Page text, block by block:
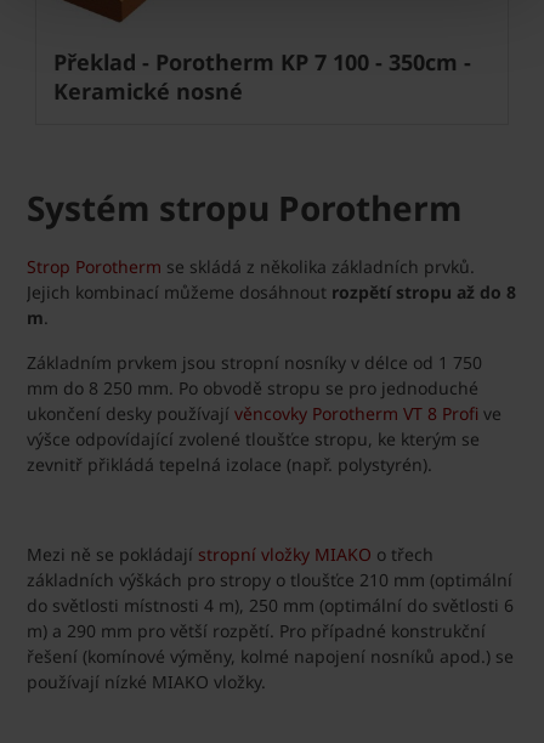
Překlad - Porotherm KP 7 100 - 350cm -
Keramické nosné
Systém stropu Porotherm
Strop Porotherm se skládá z několika základních prvků.
Jejich kombinací můžeme dosáhnout rozpětí stropu až do 8
m.
Základním prvkem jsou stropní nosníky v délce od 1 750
mm do 8 250 mm. Po obvodě stropu se pro jednoduché
ukončení desky používají věncovky Porotherm VT 8 Profi ve
výšce odpovídající zvolené tloušťce stropu, ke kterým se
zevnitř přikládá tepelná izolace (např. polystyrén).
Mezi ně se pokládají stropní vložky MIAKO o třech
základních výškách pro stropy o tloušťce 210 mm (optimální
do světlosti místnosti 4 m), 250 mm (optimální do světlosti 6
m) a 290 mm pro větší rozpětí. Pro případné konstrukční
řešení (komínové výměny, kolmé napojení nosníků apod.) se
používají nízké MIAKO vložky.